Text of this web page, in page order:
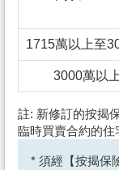
1715萬以上至
3000萬以上
註: 新修訂的按揭
臨時買賣合約的住
* 須經【按揭保